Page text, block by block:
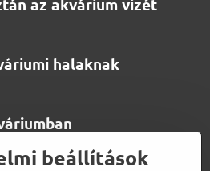
az akvárium vizét
halaknak
beállítások